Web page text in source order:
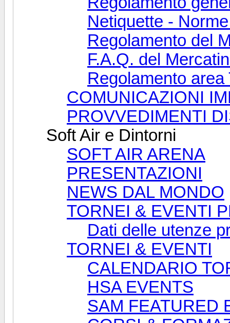
Netiquette -
Regolamento del
F.A.Q. del
Regolamento area
COMUNICAZIONI
PROVVEDIMENTI
Soft Air e Dintorni
SOFT AIR ARENA
PRESENTAZIONI
NEWS DAL MONDO
TORNEI & EVENTI
Dati delle utenze
TORNEI & EVENTI
CALENDARIO
HSA EVENTS
SAM FEATURED